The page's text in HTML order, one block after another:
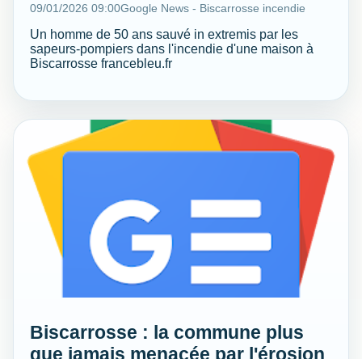
09/01/2026 09:00Google News - Biscarrosse incendie
Un homme de 50 ans sauvé in extremis par les
sapeurs-pompiers dans l'incendie d'une maison à
Biscarrosse francebleu.fr
Biscarrosse : la commune plus
que jamais menacée par l'érosion